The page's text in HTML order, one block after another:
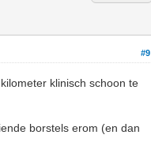
#9
klinisch schoon te
borstels erom (en dan